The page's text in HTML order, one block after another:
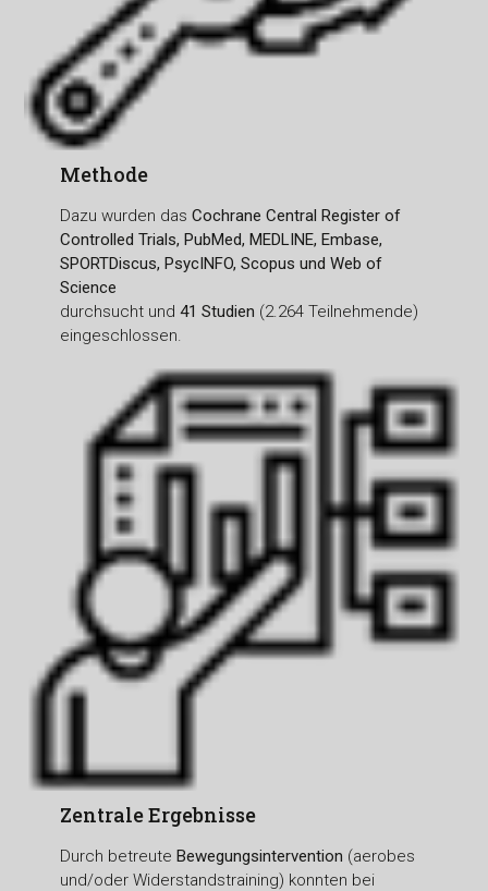
Methode
Dazu wurden das Cochrane Central Register of
Controlled Trials, PubMed, MEDLINE, Embase,
SPORTDiscus, PsycINFO, Scopus und Web of
Science
durchsucht und 41 Studien (2.264 Teilnehmende)
eingeschlossen.
Zentrale Ergebnisse
Durch betreute Bewegungsintervention (aerobes
und/oder Widerstandstraining) konnten bei